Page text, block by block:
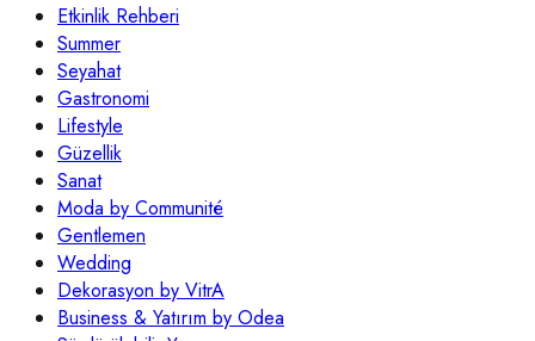
Etkinlik Rehberi
Summer
Seyahat
Gastronomi
Lifestyle
Güzellik
Sanat
Moda by Communité
Gentlemen
Wedding
Dekorasyon by VitrA
Business & Yatırım by Odea